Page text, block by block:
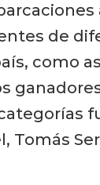
de
como
Tomás